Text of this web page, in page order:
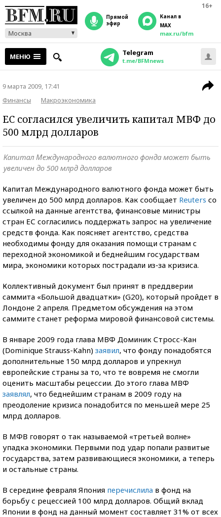
16+
Москва
прямой
эфир
Канал в
MAX
max.ru/bfm
МЕНЮ Telegram
t.me/BFMnews
9 марта 2009, 17:41
Финансы
Макроэкономика
ЕС согласился увеличить капитал МВФ до
500 млрд долларов
Капитал Международного валютного фонда может быть
увеличен до 500 млрд долларов
Капитал Международного валютного фонда может быть
увеличен до 500 млрд долларов. Как сообщает Reuters со
ссылкой на данные агентства, финансовые министры
стран ЕС согласились поддержать запрос на увеличение
средств фонда. Как поясняет агентство, средства
необходимы фонду для оказания помощи странам с
переходной экономикой и беднейшим государствам
мира, экономики которых пострадали из-за кризиса.
Коллективный документ был принят в преддверии
саммита «Большой двадцатки» (G20), который пройдет в
Лондоне 2 апреля. Предметом обсуждения на этом
саммите станет реформа мировой финансовой системы.
В январе 2009 года глава МВФ Доминик Стросс-Кан
(Dominique Strauss-Kahn) заявил, что фонду понадобятся
дополнительные 150 млрд долларов и упрекнул
европейские страны за то, что те вовремя не смогли
оценить масштабы рецессии. До этого глава МВФ
заявлял, что беднейшим странам в 2009 году на
преодоление кризиса понадобится по меньшей мере 25
млрд долларов.
В МФВ говорят о так называемой «третьей волне»
упадка экономики. Первыми под удар попали развитые
государства, затем развивающиеся экономики, а теперь
и остальные страны.
В середине февраля Япония перечислила в фонд на
борьбу с рецессией 100 млрд долларов. Общий вклад
Японии в фонд на данный момент составляет 31% от всех